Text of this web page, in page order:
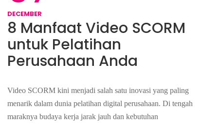
DECEMBER
8 Manfaat Video SCORM
untuk Pelatihan
Perusahaan Anda
Video SCORM kini menjadi salah satu inovasi yang paling
menarik dalam dunia pelatihan digital perusahaan. Di tengah
maraknya budaya kerja jarak jauh dan kebutuhan